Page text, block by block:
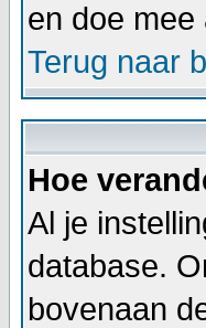
en doe mee
Terug naar
Hoe
Al je
database.
bovenaan